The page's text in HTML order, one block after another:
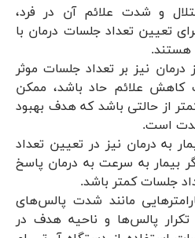
و شدت علائم آن در فرد،
تعیین تعداد جلسات درمان با
هستند.
نیز بر تعداد جلسات موثر
کاهش علائم حاد باشد، ممکن
از حالتی باشد که هدف بهبود
است.
به درمان نیز در تعیین تعداد
بیمار به سرعت به درمان پاسخ
جلسات کمتر باشد.
مانند شدت پالس‌های
پالس‌ها و ناحیه هدف در